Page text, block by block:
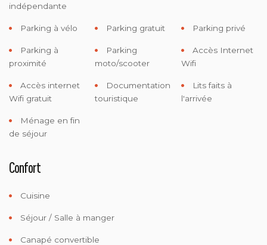
indépendante
Parking à vélo Parking gratuit Parking privé
Parking à
proximité
Parking
moto/scooter
Accès Internet
Wifi
Accès internet
Wifi gratuit
Documentation
touristique
Lits faits à
l'arrivée
Ménage en fin
de séjour
Confort
Cuisine
Séjour / Salle à manger
Canapé convertible